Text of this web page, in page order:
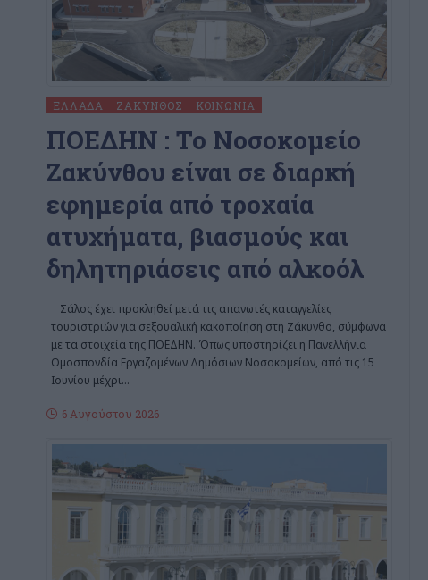
ΕΛΛΆΔΑ ΖΆΚΥΝΘΟΣ ΚΟΙΝΩΝΊΑ
ΠΟΕΔΗΝ : To Νοσοκομείο
Ζακύνθου είναι σε διαρκή
εφημερία από τροχαία
ατυχήματα, βιασμούς και
δηλητηριάσεις από αλκοόλ
Σάλος έχει προκληθεί μετά τις απανωτές καταγγελίες
τουριστριών για σεξουαλική κακοποίηση στη Ζάκυνθο, σύμφωνα
με τα στοιχεία της ΠΟΕΔΗΝ. Όπως υποστηρίζει η Πανελλήνια
Ομοσπονδία Εργαζομένων Δημόσιων Νοσοκομείων, από τις 15
Ιουνίου μέχρι…
6 Αυγούστου 2026